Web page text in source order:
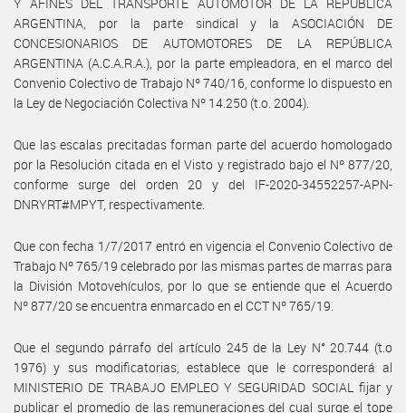
ARGENTINA, por la parte sindical y la ASOCIACIÓN DE
CONCESIONARIOS DE AUTOMOTORES DE LA REPÚBLICA
ARGENTINA (A.C.A.R.A.), por la parte empleadora, en el marco del
Convenio Colectivo de Trabajo Nº 740/16, conforme lo dispuesto en
la Ley de Negociación Colectiva Nº 14.250 (t.o. 2004).
Que las escalas precitadas forman parte del acuerdo homologado
por la Resolución citada en el Visto y registrado bajo el Nº 877/20,
conforme surge del orden 20 y del IF-2020-34552257-APN-
DNRYRT#MPYT, respectivamente.
Que con fecha 1/7/2017 entró en vigencia el Convenio Colectivo de
Trabajo Nº 765/19 celebrado por las mismas partes de marras para
la División Motovehículos, por lo que se entiende que el Acuerdo
Nº 877/20 se encuentra enmarcado en el CCT Nº 765/19.
Que el segundo párrafo del artículo 245 de la Ley N° 20.744 (t.o
1976) y sus modificatorias, establece que le corresponderá al
MINISTERIO DE TRABAJO EMPLEO Y SEGURIDAD SOCIAL fijar y
publicar el promedio de las remuneraciones del cual surge el tope